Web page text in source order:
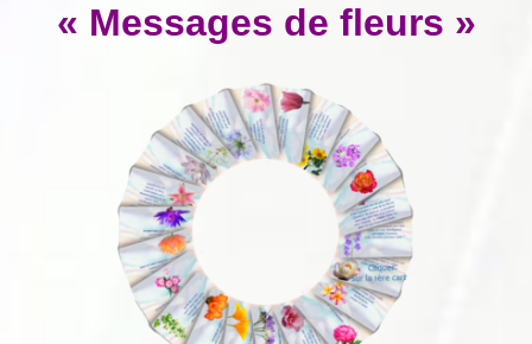
« Messages de fleurs »